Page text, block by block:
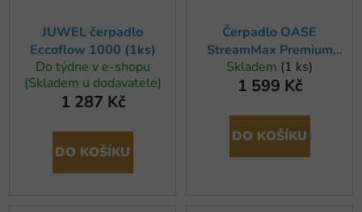
JUWEL čerpadlo
Eccoflow 1000 (1ks)
Do týdne v e-shopu
(Skladem u dodavatele)
1 287 Kč
DO KOŠÍKU
Čerpadlo OASE
StreamMax Premium
4000 (x)
Skladem (1 ks)
1 599 Kč
DO KOŠÍKU